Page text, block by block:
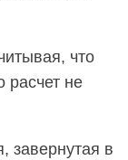
что
расчет не
завернутая в